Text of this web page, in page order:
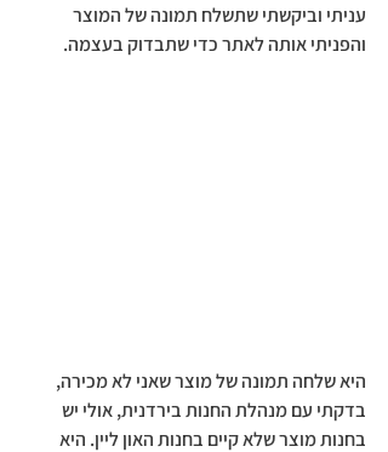
עניתי וביקשתי שתשלח תמונה של המוצר
והפניתי אותה לאתר כדי שתבדוק בעצמה.
היא שלחה תמונה של מוצר שאני לא מכירה,
בדקתי עם מנהלת החנות בירדנית, אולי יש
בחנות מוצר שלא קיים בחנות האון ליין. היא